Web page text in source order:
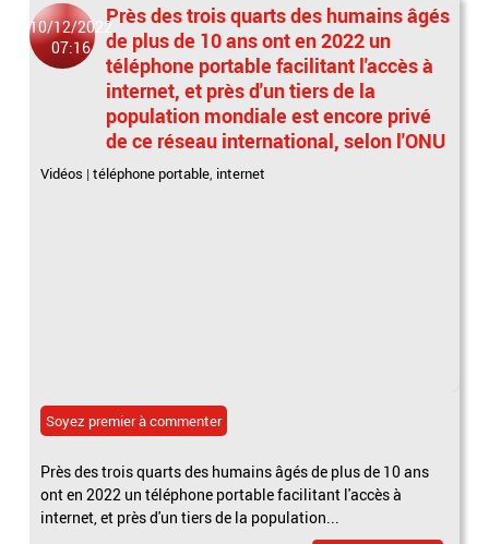
10/12/2022
07:16
Près des trois quarts des humains âgés
de plus de 10 ans ont en 2022 un
téléphone portable facilitant l'accès à
internet, et près d'un tiers de la
population mondiale est encore privé
de ce réseau international, selon l'ONU
Vidéos |téléphone portable, internet
Soyez premier à commenter
Près des trois quarts des humains âgés de plus de 10 ans
ont en 2022 un téléphone portable facilitant l'accès à
internet, et près d'un tiers de la population...